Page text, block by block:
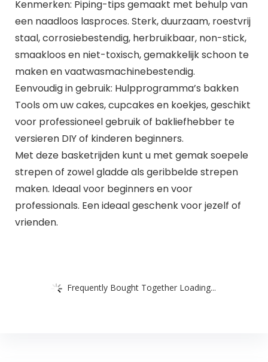
Kenmerken: Piping-tips gemaakt met behulp van
een naadloos lasproces. Sterk, duurzaam, roestvrij
staal, corrosiebestendig, herbruikbaar, non-stick,
smaakloos en niet-toxisch, gemakkelijk schoon te
maken en vaatwasmachinebestendig.
Eenvoudig in gebruik: Hulpprogramma’s bakken
Tools om uw cakes, cupcakes en koekjes, geschikt
voor professioneel gebruik of bakliefhebber te
versieren DIY of kinderen beginners.
Met deze basketrijden kunt u met gemak soepele
strepen of zowel gladde als geribbelde strepen
maken. Ideaal voor beginners en voor
professionals. Een ideaal geschenk voor jezelf of
vrienden.
Frequently Bought Together Loading...